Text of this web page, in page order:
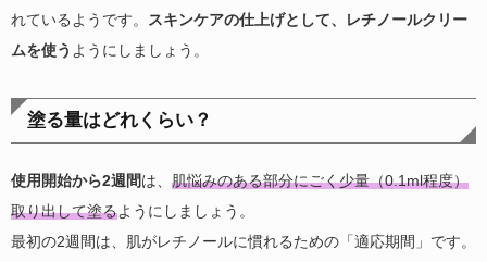
れているようです。
スキンケアの仕上げとして、レチノールクリー
ムを使う ようにしましょう。
塗る量はどれくらい？
使用開始から2週間は、 肌悩みのある部分にごく少量（0.1ml程度）
取り出して塗るようにしましょう。
最初の2週間は、肌がレチノールに慣れるための「適応期間」です。